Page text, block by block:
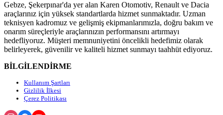
Gebze, Şekerpınar'da yer alan Karen Otomotiv, Renault ve Dacia
araçlarınız için yüksek standartlarda hizmet sunmaktadır. Uzman
teknisyen kadromuz ve gelişmiş ekipmanlarımızla, doğru bakım ve
onarım süreçleriyle araçlarınızın performansını artırmayı
hedefliyoruz. Müşteri memnuniyetini öncelikli hedefimiz olarak
belirleyerek, güvenilir ve kaliteli hizmet sunmayı taahhüt ediyoruz.
BİLGİLENDİRME
Kullanım Şartları
Gizlilik İlkesi
Çerez Politikası